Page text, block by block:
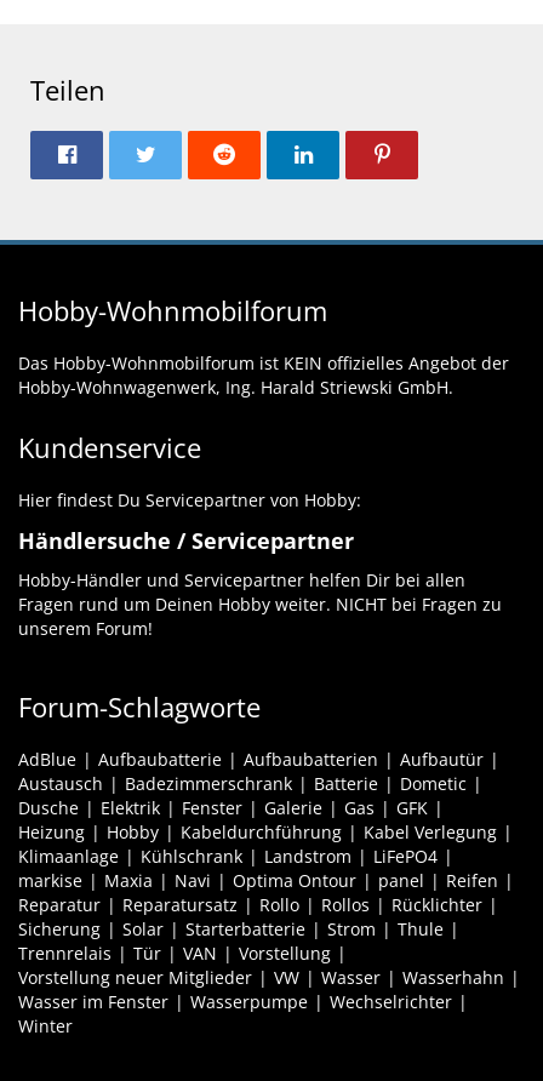
Teilen
Hobby-Wohnmobilforum
Das Hobby-Wohnmobilforum ist KEIN offizielles Angebot der
Hobby-Wohnwagenwerk, Ing. Harald Striewski GmbH.
Kundenservice
Hier findest Du Servicepartner von Hobby:
Händlersuche / Servicepartner
Hobby-Händler und Servicepartner helfen Dir bei allen
Fragen rund um Deinen Hobby weiter. NICHT bei Fragen zu
unserem Forum!
Forum-Schlagworte
AdBlue Aufbaubatterie Aufbaubatterien
Aufbautür
Austausch
Badezimmerschrank Batterie
Dometic
Dusche
Elektrik Fenster Galerie Gas
GFK
Heizung
Hobby Kabeldurchführung
Kabel Verlegung
Klimaanlage
Kühlschrank Landstrom
LiFePO4
markise
Maxia Navi Optima Ontour panel
Reifen
Reparatur
Reparatursatz Rollo Rollos
Rücklichter
Sicherung
Solar Starterbatterie Strom
Thule
Trennrelais
Tür VAN
Vorstellung
Vorstellung neuer Mitglieder
VW Wasser
Wasserhahn
Wasser im Fenster
Wasserpumpe
Wechselrichter
Winter